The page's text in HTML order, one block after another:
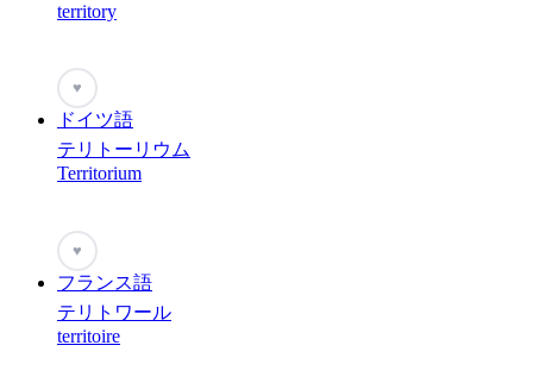
territory
♥
ドイツ語
テリトーリウム
Territorium
♥
フランス語
テリトワール
territoire